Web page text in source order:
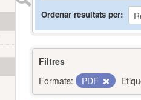
Ordenar resultats per
Filtres
Formats:
PDF